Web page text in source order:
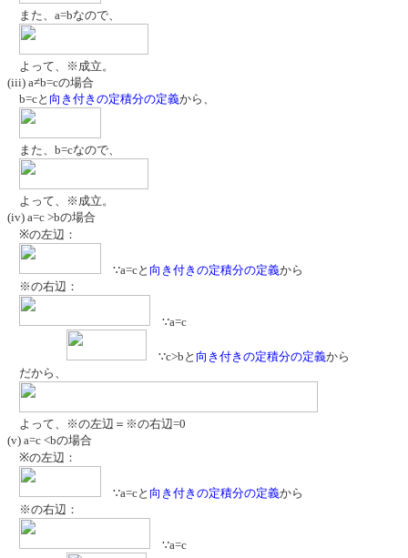
また、a=bなので、
よって、※成立。
(iii) a≠b=cの場合
b=cと 向き付きの定積分の定義から、
また、b=cなので、
よって、※成立。
(iv) a=c >bの場合
※の左辺：
∵a=cと 向き付きの定積分の定義から
※の右辺：
∵a=c
∵c>bと 向き付きの定積分の定義から
だから、
よって、※の左辺＝※の右辺=0
(v) a=c <bの場合
※の左辺：
∵a=cと 向き付きの定積分の定義から
※の右辺：
∵a=c